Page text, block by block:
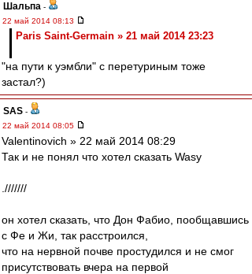
Шальпа -
22 май 2014 08:13
Paris Saint-Germain » 21 май 2014 23:23
"на пути к уэмбли" с перетуриным тоже
застал?)
SAS -
22 май 2014 08:05
Valentinovich » 22 май 2014 08:29
Так и не понял что хотел сказать Wasy
.///////
он хотел сказать, что Дон Фабио, пообщавшись
с Фе и Жи, так расстроился,
что на нервной почве простудился и не смог
присутствовать вчера на первой